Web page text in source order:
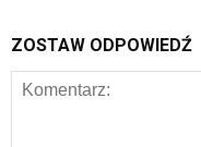
ZOSTAW ODPOWIEDŹ